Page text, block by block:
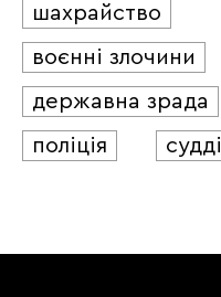
шахрайство
воєнні злочини
державна зрада
поліція
судді